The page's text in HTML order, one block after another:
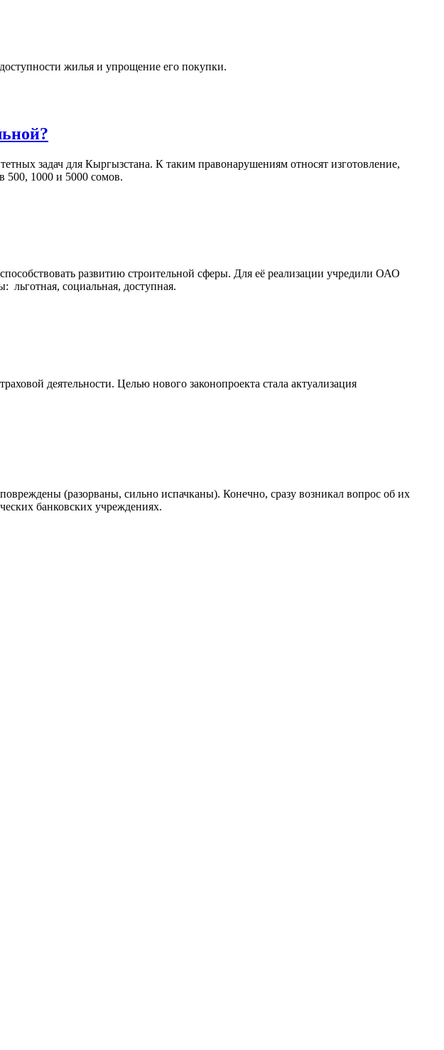
жилья и упрощение его покупки.
задач для Кыргызстана. К таким правонарушениям относят изготовление,
500, 1000 и 5000 сомов.
развитию строительной сферы. Для её реализации учредили ОАО
социальная, доступная.
деятельности. Целью нового законопроекта стала актуализация
(разорваны, сильно испачканы). Конечно, сразу возникал вопрос об их
банковских учреждениях.